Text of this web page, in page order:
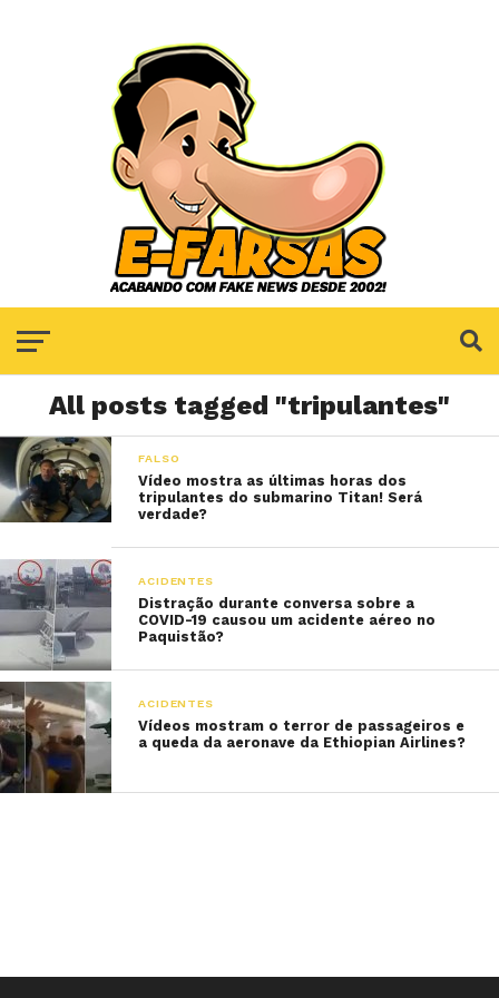
All posts tagged "tripulantes"
FALSO
Vídeo mostra as últimas horas dos
tripulantes do submarino Titan! Será
verdade?
ACIDENTES
Distração durante conversa sobre a
COVID-19 causou um acidente aéreo no
Paquistão?
ACIDENTES
Vídeos mostram o terror de passageiros e
a queda da aeronave da Ethiopian Airlines?